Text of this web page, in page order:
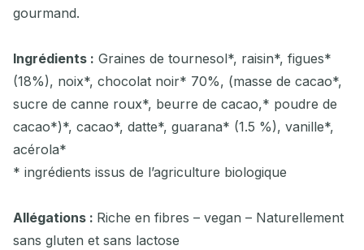
gourmand.
Ingrédients : Graines de tournesol*, raisin*, figues*
(18%), noix*, chocolat noir* 70%, (masse de cacao*,
sucre de canne roux*, beurre de cacao,* poudre de
cacao*)*, cacao*, datte*, guarana* (1.5 %), vanille*,
acérola*
* ingrédients issus de l’agriculture biologique
Allégations : Riche en fibres – vegan – Naturellement
sans gluten et sans lactose